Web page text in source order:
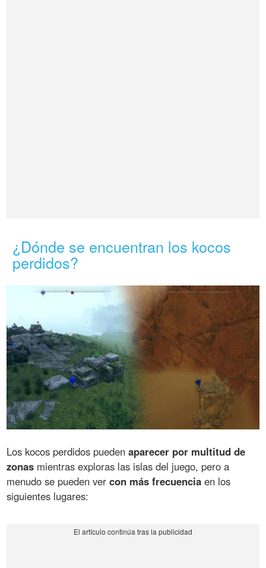
¿Dónde se encuentran los kocos
perdidos?
Los kocos perdidos puedenaparecer por multitud de
zonas mientras exploras las islas del juego, pero a
menudo se pueden vercon más frecuencia en los
siguientes lugares: